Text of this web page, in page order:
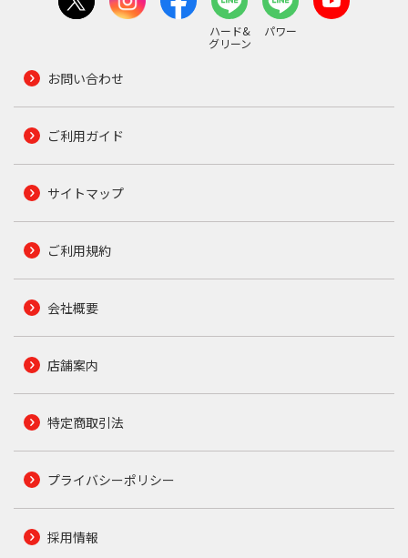
ハード&
グリーン
パワー
お問い合わせ
ご利用ガイド
サイトマップ
ご利用規約
会社概要
店舗案内
特定商取引法
プライバシーポリシー
採用情報